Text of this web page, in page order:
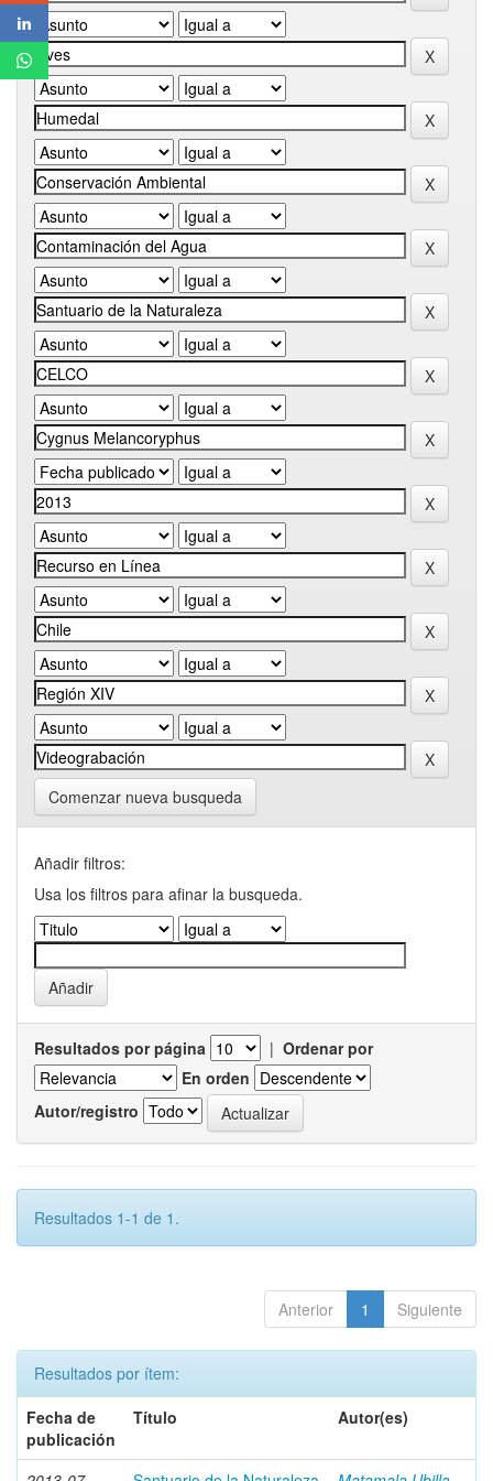
Comenzar nueva busqueda
Añadir filtros:
Usa los filtros para afinar la busqueda.
Resultados por página | Ordenar por
En orden
Autor/registro
Resultados 1-1 de 1.
Anterior 1 Siguiente
Resultados por ítem:
Fecha de
publicación
Título Autor(es)